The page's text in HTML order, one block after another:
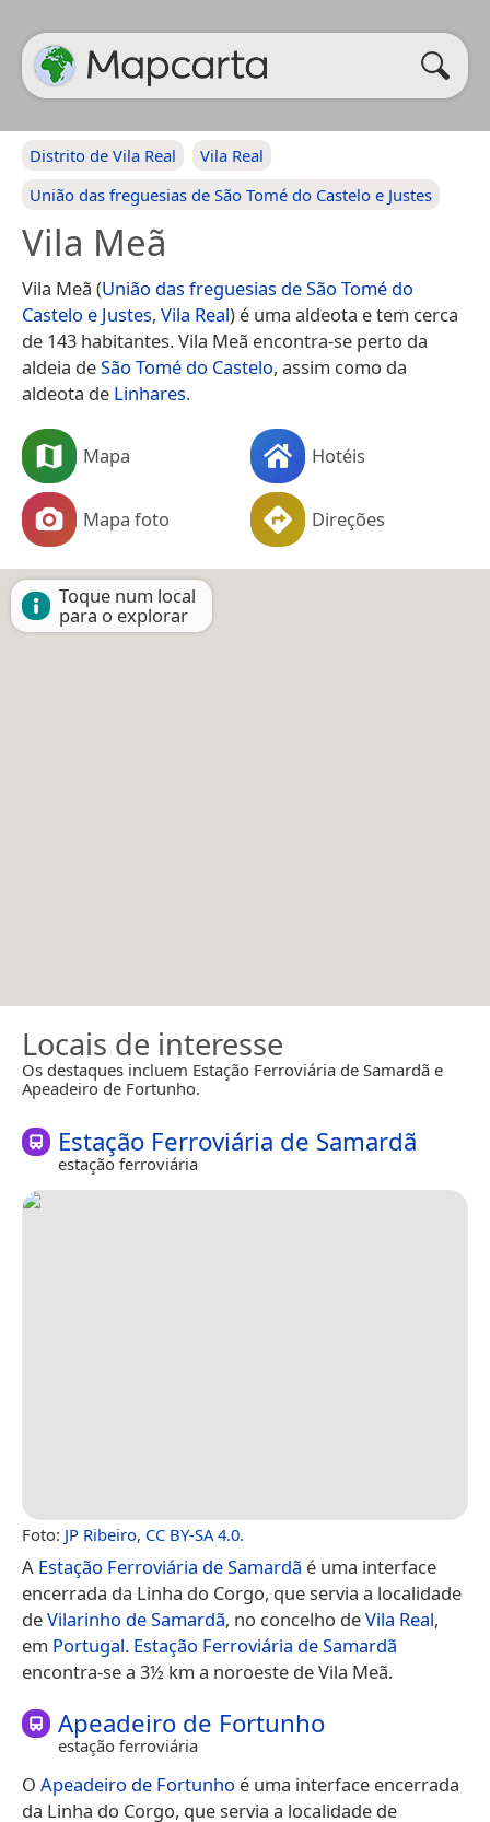
Distrito de Vila Real
Vila Real
União das freguesias de São Tomé do Castelo e Justes
Vila Meã
Vila Meã (União das freguesias de São Tomé do
Castelo e Justes, Vila Real) é uma aldeota e tem cerca
de 143 habitantes. Vila Meã encontra-se perto da
aldeia deSão Tomé do Castelo, assim como da
aldeota de Linhares.
Mapa Hotéis
Mapa foto Direções
Toque num local
para o explorar
Locais de interesse
Os destaques incluem Estação Ferroviária de Samardã e
Apeadeiro de Fortunho.
Estação Ferroviária de Samardã
estação ferroviária
Foto: JP Ribeiro, CC BY-SA 4.0.
A Estação Ferroviária de Samardã é uma interface
encerrada da Linha do Corgo, que servia a localidade
deVilarinho de Samardã, no concelho deVila Real,
em Portugal. Estação Ferroviária de Samardã
encontra-se a 3½ km a noroeste de Vila Meã.
Apeadeiro de Fortunho
estação ferroviária
O Apeadeiro de Fortunho é uma interface encerrada
da Linha do Corgo, que servia a localidade de